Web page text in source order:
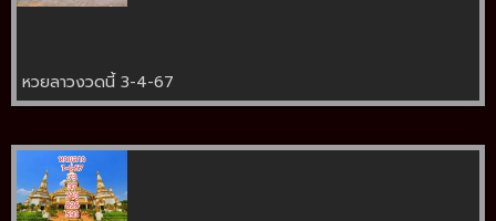
หวยลาวงวดนี้ 3-4-67